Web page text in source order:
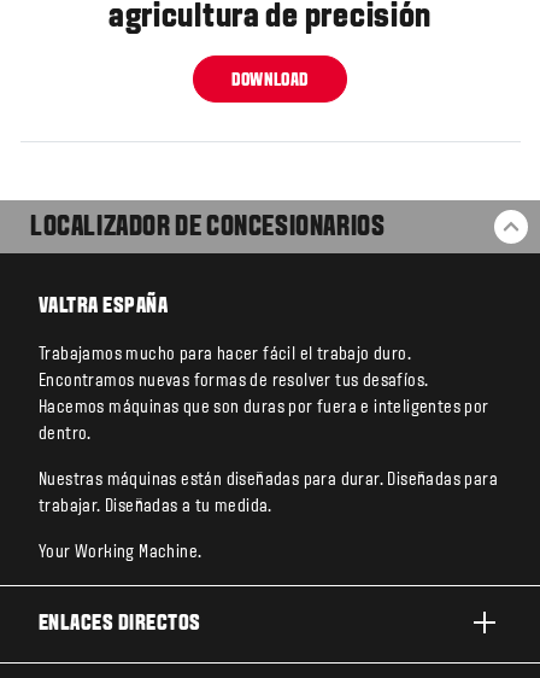
agricultura de precisión
DOWNLOAD
LOCALIZADOR DE CONCESIONARIOS
VALTRA ESPAÑA
Trabajamos mucho para hacer fácil el trabajo duro.
Encontramos nuevas formas de resolver tus desafíos.
Hacemos máquinas que son duras por fuera e inteligentes por
dentro.
Nuestras máquinas están diseñadas para durar. Diseñadas para
trabajar. Diseñadas a tu medida.
Your Working Machine.
ENLACES DIRECTOS